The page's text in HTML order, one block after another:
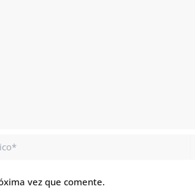
vez que comente.